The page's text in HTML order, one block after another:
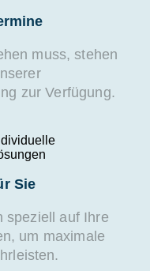
muss, stehen
zur Verfügung.
Sie
speziell auf Ihre
um maximale